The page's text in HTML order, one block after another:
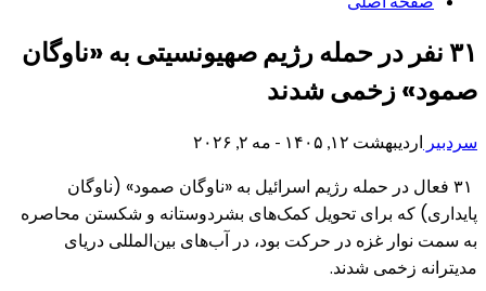
۳۱ نفر در حمله رژیم صهیونسیتی به «ناوگان
صمود» زخمی شدند
سردبیر اردیبهشت ۱۲, ۱۴۰۵ - مه ۲, ۲۰۲۶
۳۱ فعال در حمله رژیم اسرائیل به «ناوگان صمود» (ناوگان
پایداری) که برای تحویل کمک‌های بشردوستانه و شکستن محاصره
به سمت نوار غزه در حرکت بود، در آب‌های بین‌المللی دریای
مدیترانه زخمی شدند.